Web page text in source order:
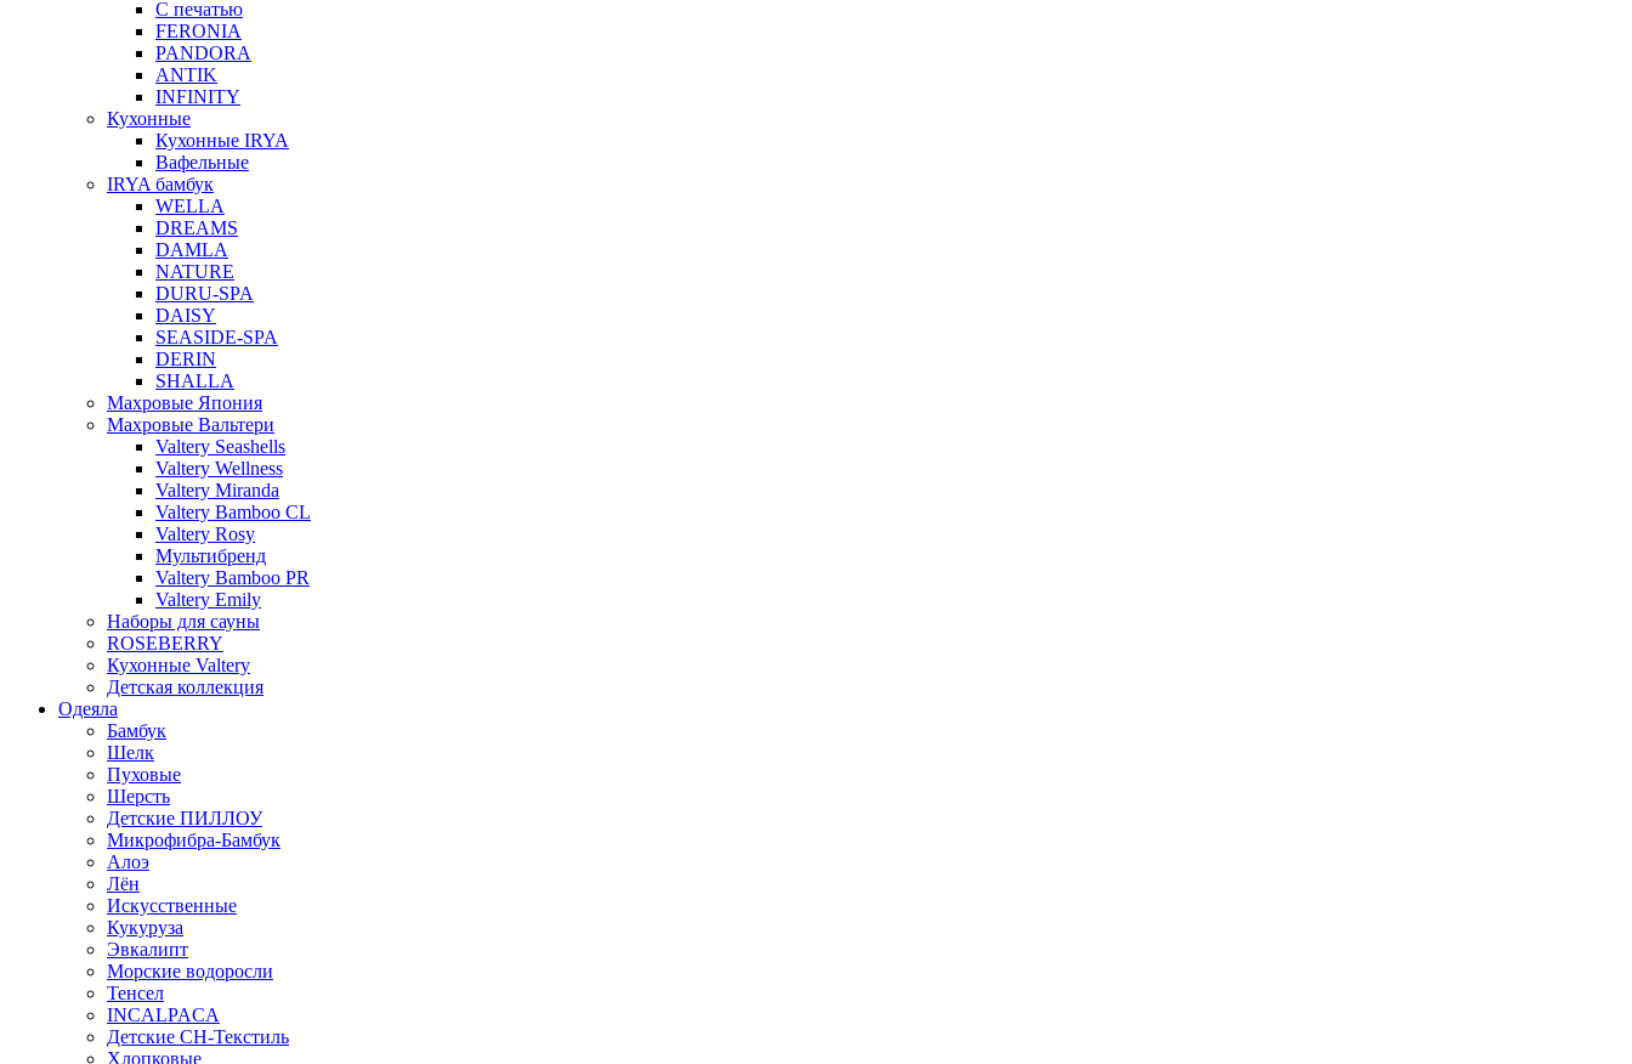
С печатью
FERONIA
PANDORA
ANTIK
INFINITY
Кухонные
Кухонные IRYA
Вафельные
IRYA бамбук
WELLA
DREAMS
DAMLA
NATURE
DURU-SPA
DAISY
SEASIDE-SPA
DERIN
SHALLA
Махровые Япония
Махровые Вальтери
Valtery Seashells
Valtery Wellness
Valtery Miranda
Valtery Bamboo CL
Valtery Rosy
Мультибренд
Valtery Bamboo PR
Valtery Emily
Наборы для сауны
ROSEBERRY
Кухонные Valtery
Детская коллекция
Одеяла
Бамбук
Шелк
Пуховые
Шерсть
Детские ПИЛЛОУ
Микрофибра-Бамбук
Алоэ
Лён
Искусственные
Кукуруза
Эвкалипт
Морские водоросли
Тенсел
INCALPACA
Детские СН-Текстиль
Хлопковые